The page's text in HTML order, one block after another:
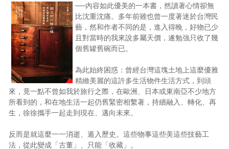
──內容如此優美的一本書，然讀著心情卻無
比沈重沈痛。多年前雖也曾一度著迷於台灣民
藝，然和作者不同的是，進入得晚，好物已少
且對當時的我來說多屬天價，遂勉強只收了幾
個舊罐舊碗而已。
為此始終困惑：曾經台灣這塊土地上這麼優雅
精緻美麗的這許多生活物件生活方式，到頭
來，竟一點不曾如我於旅行之際，在歐洲、日本或東南亞不少地方
所看到的，和在地生活一起仍舊緊密相繫著，持續融入、轉化、再
生，徐徐攜手一起走到現在、邁向未來。
反而是就這麼一一消逝、遁入歷史。這些物事這些美這些技藝工
法，從此變成「古董」、只能「收藏」。